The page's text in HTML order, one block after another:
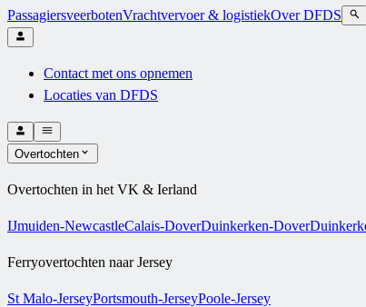
PassagiersveerbotenVrachtvervoer & logistiekOver DFDS
Contact met ons opnemen
Locaties van DFDS
Overtochten
Overtochten in het VK & Ierland
IJmuiden-NewcastleCalais-DoverDuinkerken-Dover
Ferryovertochten naar Jersey
St Malo-JerseyPortsmouth-JerseyPoole-Jersey